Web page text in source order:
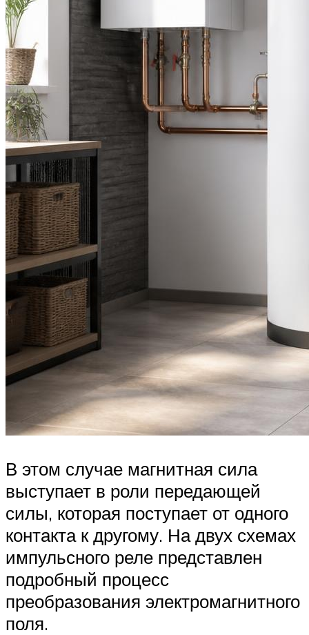
В этом случае магнитная сила
выступает в роли передающей
силы, которая поступает от одного
контакта к другому. На двух схемах
импульсного реле представлен
подробный процесс
преобразования электромагнитного
поля.